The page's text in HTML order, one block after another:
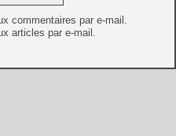
commentaires par e-mail.
articles par e-mail.